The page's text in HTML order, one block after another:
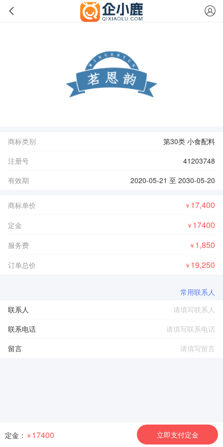
商标类别
第30类 小食配料
注册号
41203748
有效期
2020-05-21 至 2030-05-20
商标单价 ￥ 17,400
定金 ￥ 17400
服务费 ￥ 1,850
订单总价 ￥ 19,250
常用联系人
联系人
联系电话
留言
定金： ￥ 17400 立即支付定金